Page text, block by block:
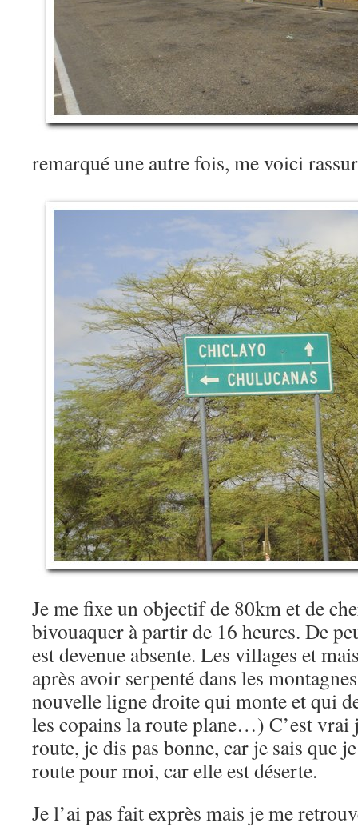
remarqué une autre fois, me voici
Je me fixe un objectif de 80km et de
bivouaquer à partir de 16 heures. De
est devenue absente. Les villages et
après avoir serpenté dans les
nouvelle ligne droite qui monte et qui
les copains la route plane…) C’est vrai
route, je dis pas bonne, car je sais que
route pour moi, car elle est déserte.
Je l’ai pas fait exprès mais je me